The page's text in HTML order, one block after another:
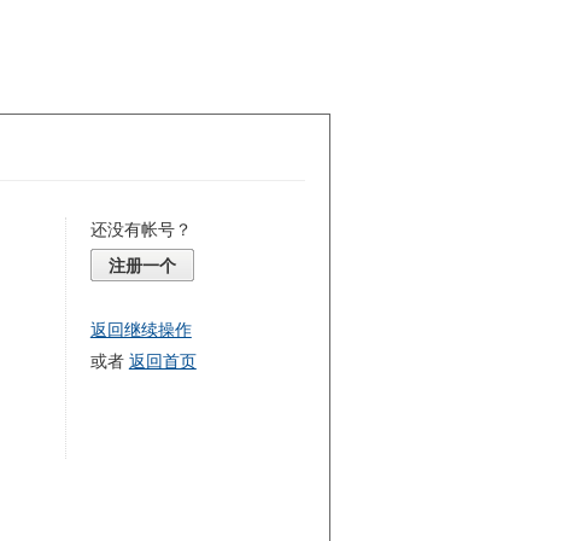
还没有帐号？
注册一个
返回继续操作
或者 返回首页